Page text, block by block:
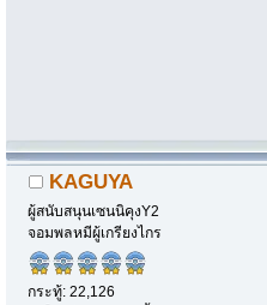
KAGUYA
ผู้สนับสนุนเซนนิคุงY2
จอมพลหมีผู้เกรียงไกร
กระทู้: 22,126